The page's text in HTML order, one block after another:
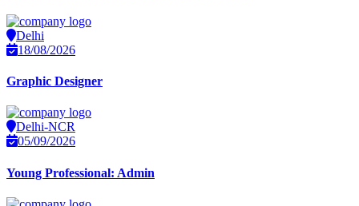
Delhi
18/08/2026
Graphic Designer
Delhi-NCR
05/09/2026
Young Professional: Admin